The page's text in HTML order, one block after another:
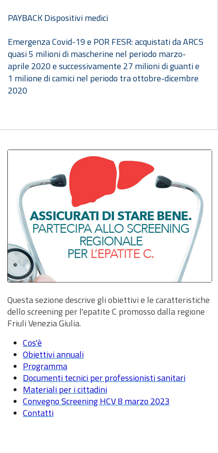
PAYBACK Dispositivi medici
Emergenza Covid-19 e POR FESR: acquistati da ARCS
quasi 5 milioni di mascherine nel periodo marzo-
aprile 2020 e successivamente 27 milioni di guanti e
1 milione di camici nel periodo tra ottobre-dicembre
2020
Questa sezione descrive gli obiettivi e le caratteristiche
dello screening per l'epatite C promosso dalla regione
Friuli Venezia Giulia.
Cos'è
Obiettivi annuali
Programma
Documenti tecnici per professionisti sanitari
Materiali per i cittadini
Convegno Screening HCV 8 marzo 2023
Contatti